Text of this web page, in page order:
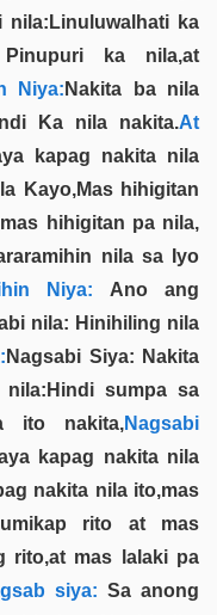
nila:Linuluwalhati ka
ka nila,at
Niya: Nakita ba nila
Ka nila nakita.At
kapag nakita nila
Kayo,Mas hihigitan
hihigitan pa nila,
nila sa Iyo
Niya: Ano ang
nila: Hinihiling nila
Nagsabi Siya: Nakita
nila:Hindi sumpa sa
ito nakita,Nagsabi
kapag nakita nila
nakita nila ito,mas
rito at mas
rito,at mas lalaki pa
siya: Sa anong